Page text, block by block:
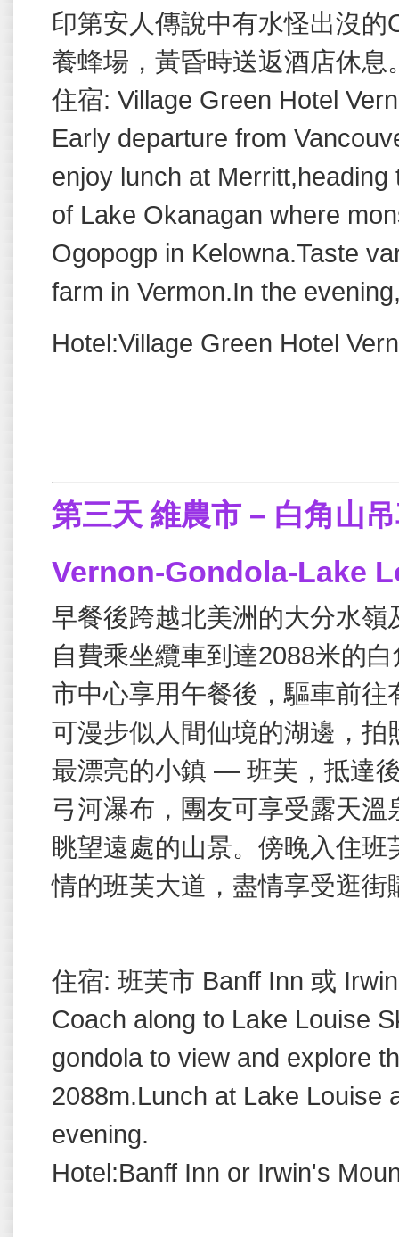
印第安人傳說中有水怪出沒的
養蜂場，黃昏時送返酒店休息
住宿: Village Green Hotel
Early departure from
enjoy lunch at
of Lake Okanagan where
Ogopogp in Kelowna.Taste
farm in Vermon.In the
Hotel:Village Green Hotel
第三天 維農市 – 白角山
Vernon-Gondola-Lake
早餐後跨越北美洲的大分水
自費乘坐纜車到達2088米的
市中心享用午餐後，驅車前
可漫步似人間仙境的湖邊，
最漂亮的小鎮 — 班芙，抵達
弓河瀑布，團友可享受露天
眺望遠處的山景。傍晚入住
情的班芙大道，盡情享受逛
住宿: 班芙市 Banff Inn 或
Coach along to Lake Louise
gondola to view and explore
2088m.Lunch at Lake Louise
evening.
Hotel:Banff Inn or Irwin's